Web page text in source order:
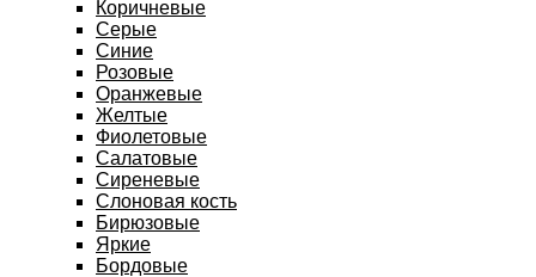
Коричневые
Серые
Синие
Розовые
Оранжевые
Желтые
Фиолетовые
Салатовые
Сиреневые
Слоновая кость
Бирюзовые
Яркие
Бордовые